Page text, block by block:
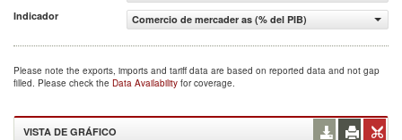
Indicador
Comercio de mercader as (% del PIB)
Please note the exports, imports and tariff data are based on reported data and not gap
filled. Please check the Data Availability for coverage.
VISTA DE GRÁFICO